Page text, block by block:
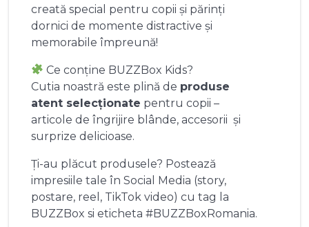
creată special pentru copii și părinți
dornici de momente distractive și
memorabile împreună!
Ce conține BUZZBox Kids?
Cutia noastră este plină de produse
atent selecționate pentru copii –
articole de îngrijire blânde, accesorii și
surprize delicioase.
Ți-au plăcut produsele? Postează
impresiile tale în Social Media (story,
postare, reel, TikTok video) cu tag la
BUZZBox si eticheta #BUZZBoxRomania.